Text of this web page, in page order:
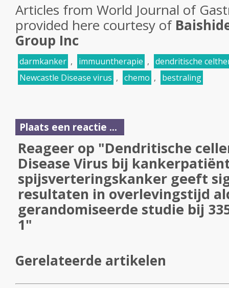
Articles from World Journal of
provided here courtesy of
Group Inc
darmkanker , immuuntherapie , dendritische
Newcastle Disease virus , chemo , bestraling
Plaats een reactie ...
Reageer op "Dendritische
Disease Virus bij
spijsverteringskanker geeft
resultaten in overlevingstijd
gerandomiseerde studie bij
1"
Gerelateerde artikelen